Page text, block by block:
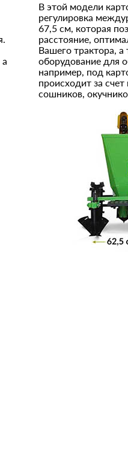
В этой модели
регулировка
67,5 см, которая
расстояние,
Вашего трактора,
оборудование для
например, под
происходит за
сошников,